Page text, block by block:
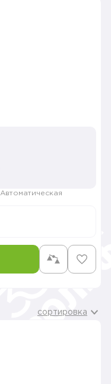
Автоматическая
сортировка